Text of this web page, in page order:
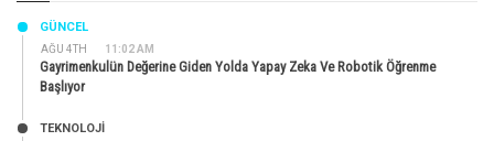
AĞU 4TH 11:02 AM
GÜNCEL
Gayrimenkulün Değerine Giden Yolda Yapay Zeka Ve Robotik Öğrenme
Başlıyor
TEKNOLOJİ